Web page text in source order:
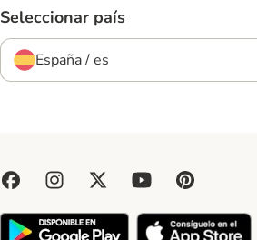
Seleccionar país
España / es